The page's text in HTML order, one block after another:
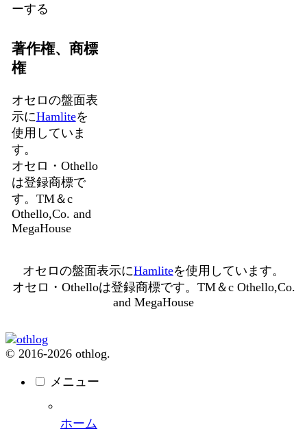
ーする
著作権、商標
権
オセロの盤面表
示にHamliteを
使用していま
す。
オセロ・Othello
は登録商標で
す。TM＆c
Othello,Co. and
MegaHouse
オセロの盤面表示にHamliteを使用しています。
オセロ・Othelloは登録商標です。TM＆c Othello,Co.
and MegaHouse
© 2016-2026 othlog.
メニュー
ホーム